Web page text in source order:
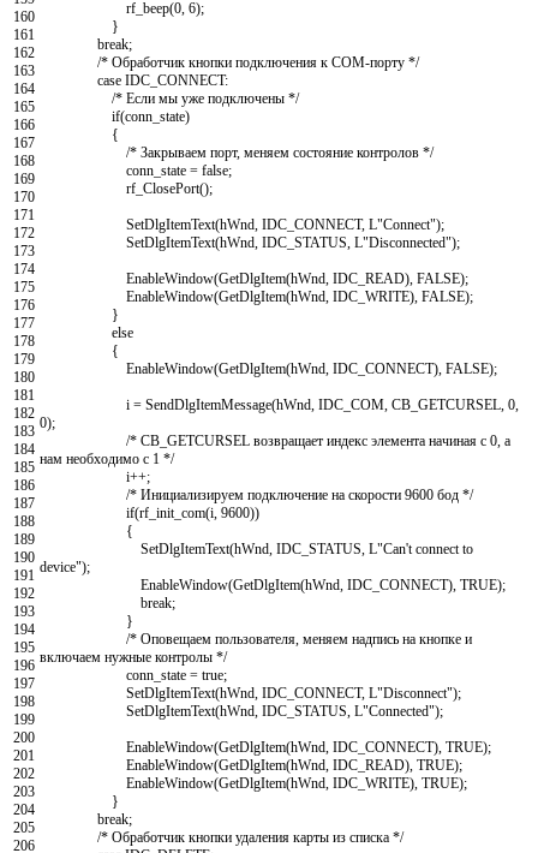
160
161
162
163
164
165
166
167
168
169
170
171
172
173
174
175
176
177
178
179
180
181
182
183
184
185
186
187
188
189
190
191
192
193
194
195
196
197
198
199
200
201
202
203
204
205
206
rf_beep(0 6);
}
break;
/* Обработчик кнопки подключения к COM-порту */
case IDC_CONNECT:
/* Если мы уже подключены */
if(conn_state)
{
/* Закрываем порт, меняем состояние контролов */
conn_state = false;
rf_ClosePort();
SetDlgItemText(hWnd IDC_CONNECT, L"Connect");
SetDlgItemText(hWnd IDC_STATUS L"Disconnected");
EnableWindow(GetDlgItem(hWnd IDC_READ) FALSE);
EnableWindow(GetDlgItem(hWnd IDC_WRITE) FALSE);
}
else
{
EnableWindow(GetDlgItem(hWnd IDC_CONNECT) FALSE);
i = SendDlgItemMessage(hWnd IDC_COM CB_GETCURSEL 0
0);
/* CB_GETCURSEL возвращает индекс элемента начиная с 0, а
нам необходимо с 1 */
i++;
/* Инициализируем подключение на скорости 9600 бод */
if(rf_init_com(i 9600))
{
SetDlgItemText(hWnd IDC_STATUS L"Can't connect to
device");
EnableWindow(GetDlgItem(hWnd IDC_CONNECT) TRUE);
break;
}
/* Оповещаем пользователя, меняем надпись на кнопке и
включаем нужные контролы */
conn_state = true;
SetDlgItemText(hWnd IDC_CONNECT, L"Disconnect");
SetDlgItemText(hWnd IDC_STATUS L"Connected");
EnableWindow(GetDlgItem(hWnd IDC_CONNECT) TRUE);
EnableWindow(GetDlgItem(hWnd IDC_READ) TRUE);
EnableWindow(GetDlgItem(hWnd IDC_WRITE) TRUE);
}
break;
/* Обработчик кнопки удаления карты из списка */